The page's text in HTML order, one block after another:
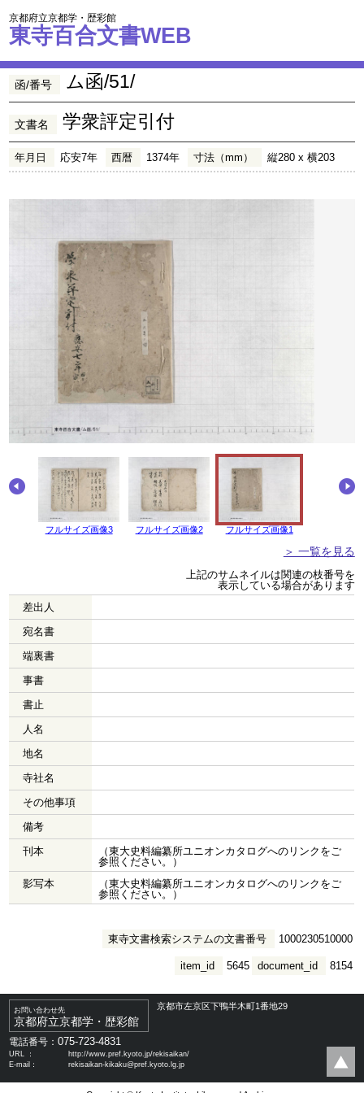
京都府立京都学・歴彩館
東寺百合文書WEB
函/番号 ム函/51/
文書名 学衆評定引付
年月日 応安7年 西暦 1374年 寸法（mm） 縦280 x 横203
フルサイズ画像3 フルサイズ画像2 フルサイズ画像1
＞ 一覧を見る
上記のサムネイルは関連の枝番号を
表示している場合があります
差出人
宛名書
端裏書
事書
書止
人名
地名
寺社名
その他事項
備考
刊本
（東大史料編纂所ユニオンカタログへのリンクをご
参照ください。）
影写本
（東大史料編纂所ユニオンカタログへのリンクをご
参照ください。）
東寺文書検索システムの文書番号 1000230510000
document_id 8154
item_id 5645
お問い合わせ先
京都府立京都学・歴彩館
京都市左京区下鴨半木町1番地29
電話番号：075-723-4831
URL ：
http://www.pref.kyoto.jp/rekisaikan/
E-mail：
rekisaikan-kikaku@pref.kyoto.lg.jp